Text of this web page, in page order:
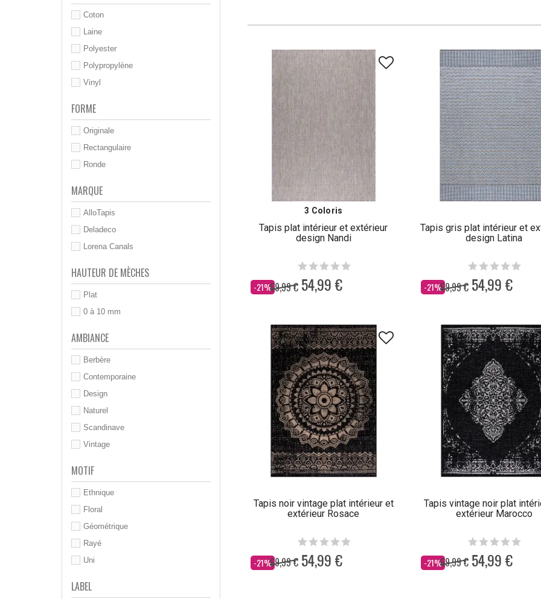
Coton
Laine
Polyester
Polypropylène
Vinyl
FORME
Originale
Rectangulaire
Ronde
MARQUE
AlloTapis
Deladeco
Lorena Canals
HAUTEUR DE MÈCHES
Plat
0 à 10 mm
AMBIANCE
Berbère
Contemporaine
Design
Naturel
Scandinave
Vintage
MOTIF
Ethnique
Floral
Géométrique
Rayé
Uni
LABEL
3 Coloris
Tapis plat intérieur et extérieur
design Nandi
-21%
Dès 69,99 € 54,99 €
Tapis gris plat intérieur et
design Latina
-21%
Dès 69,99 € 54,99 €
Tapis noir vintage plat intérieur et
extérieur Rosace
-21%
Dès 69,99 € 54,99 €
Tapis vintage noir plat
extérieur Marocco
-21%
Dès 69,99 € 54,99 €